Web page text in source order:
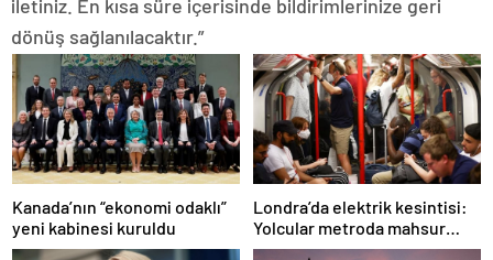
iletiniz. En kısa süre içerisinde bildirimlerinize geri
dönüş sağlanılacaktır.”
Kanada’nın “ekonomi odaklı”
yeni kabinesi kuruldu
Londra’da elektrik kesintisi:
Yolcular metroda mahsur
kaldı